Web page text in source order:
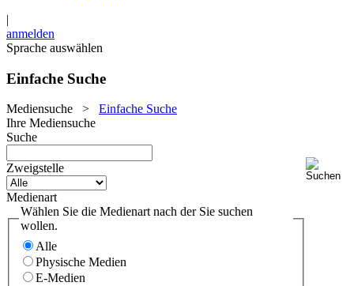
|
anmelden
Sprache auswählen
Einfache Suche
Mediensuche > Einfache Suche
Ihre Mediensuche
Suche
Zweigstelle
Medienart
Wählen Sie die Medienart nach der Sie suchen
wollen.
Alle
Physische Medien
E-Medien